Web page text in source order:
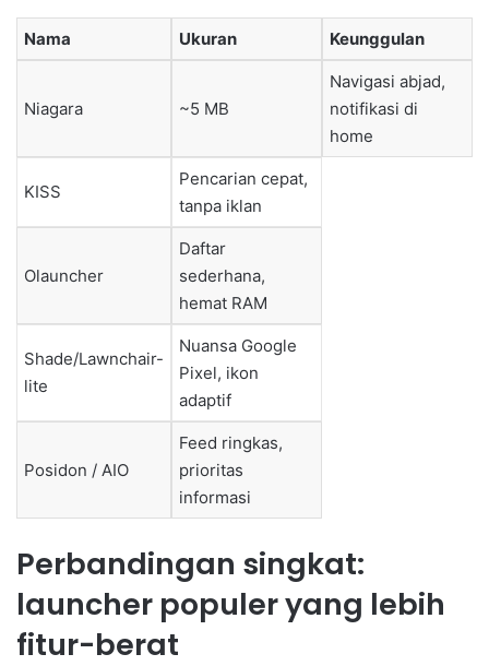
Nama Ukuran Keunggulan
Niagara ~5 MB
Navigasi abjad,
notifikasi di
home
KISS
Pencarian cepat,
tanpa iklan
Olauncher
Daftar
sederhana,
hemat RAM
Shade/Lawnchair-
lite
Nuansa Google
Pixel, ikon
adaptif
Posidon / AIO
Feed ringkas,
prioritas
informasi
Perbandingan singkat:
launcher populer yang lebih
fitur-berat